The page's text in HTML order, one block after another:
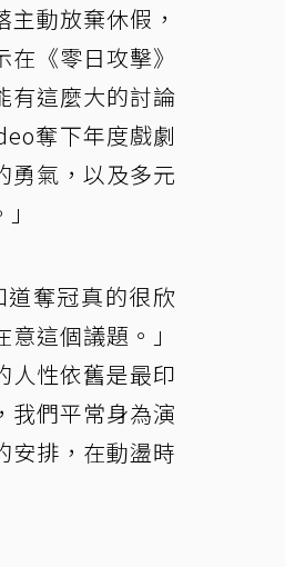
動放棄休假，
《零日攻擊》
有這麼大的討論
奪下年度戲劇
勇氣，以及多元
奪冠真的很欣
這個議題。」
人性依舊是最印
我們平常身為演
安排，在動盪時